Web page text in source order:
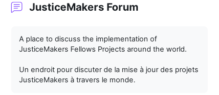
JusticeMakers Forum
A place to discuss the implementation of
JusticeMakers Fellows Projects around the world.
Un endroit pour discuter de la mise à jour des projets
JusticeMakers à travers le monde.